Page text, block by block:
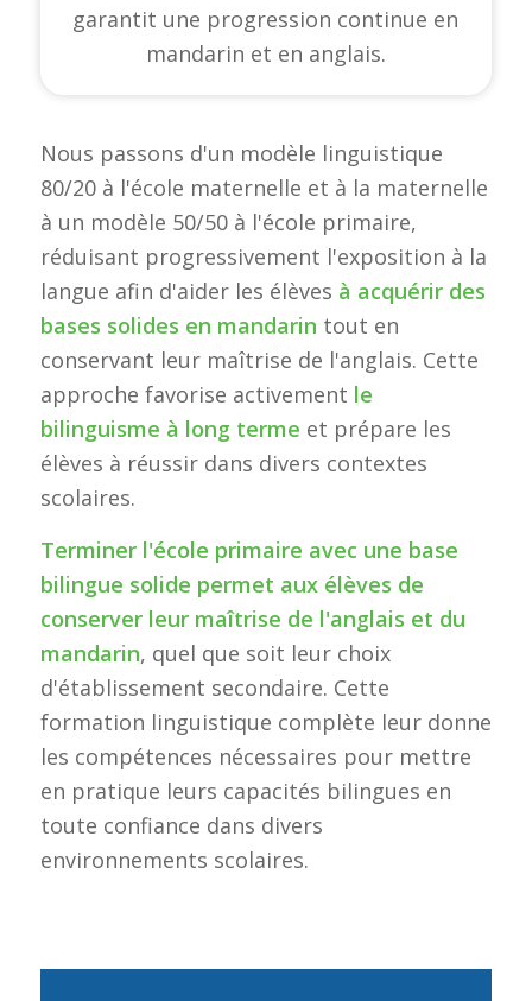
garantit une progression continue en
mandarin et en anglais.
Nous passons d'un modèle linguistique
80/20 à l'école maternelle et à la maternelle
à un modèle 50/50 à l'école primaire,
réduisant progressivement l'exposition à la
langue afin d'aider les élèves à acquérir des
bases solides en mandarin tout en
conservant leur maîtrise de l'anglais. Cette
approche favorise activement le
bilinguisme à long terme et prépare les
élèves à réussir dans divers contextes
scolaires.
Terminer l'école primaire avec une base
bilingue solide permet aux élèves de
conserver leur maîtrise de l'anglais et du
mandarin, quel que soit leur choix
d'établissement secondaire. Cette
formation linguistique complète leur donne
les compétences nécessaires pour mettre
en pratique leurs capacités bilingues en
toute confiance dans divers
environnements scolaires.